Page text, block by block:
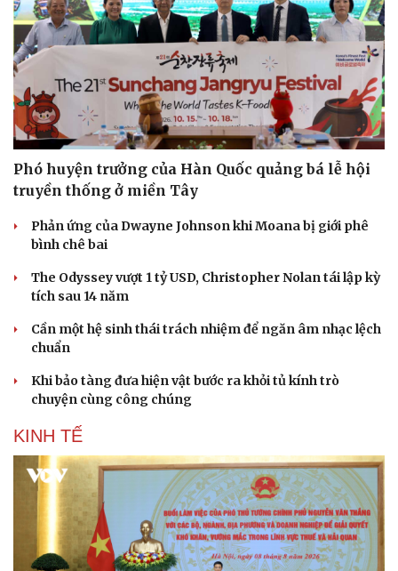
Cây thuốc
Sản phụ khoa
Nhi khoa
Nam khoa
Làm đẹp - giảm cân
Phòng mạch online
Ăn sạch sống khỏe
Blog
Tình yêu - Gia đình
Phó huyện trưởng của Hàn Quốc quảng bá lễ hội
truyền thống ở miền Tây
Phản ứng của Dwayne Johnson khi Moana bị giới phê
bình chê bai
The Odyssey vượt 1 tỷ USD, Christopher Nolan tái lập kỳ
tích sau 14 năm
Cần một hệ sinh thái trách nhiệm để ngăn âm nhạc lệch
chuẩn
Khi bảo tàng đưa hiện vật bước ra khỏi tủ kính trò
chuyện cùng công chúng
KINH TẾ